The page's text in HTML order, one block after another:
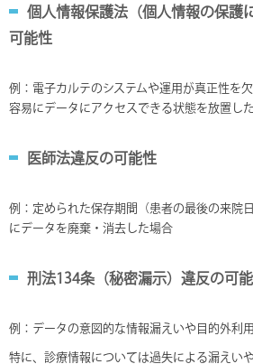
個人情報保護法（個人情報の保護
可能性
例：電子カルテのシステムや運用が真正性を
容易にデータにアクセスできる状態を放置し
医師法違反の可能性
例：定められた保存期間（患者の最後の来院
にデータを廃棄・消去した場合
刑法134条（秘密漏示）違反の可
例：データの意図的な情報漏えいや目的外利
特に、診療情報については過失による漏えい